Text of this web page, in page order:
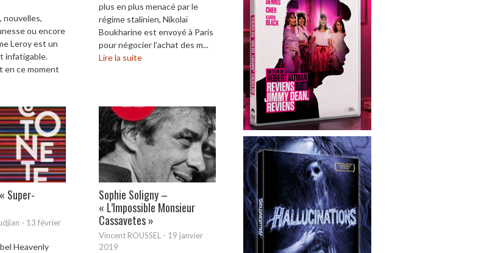
nouvelles,
ou encore
Leroy est un
infatigable.
en ce moment
plus en plus menacé par le
régime stalinien, Nikolaï
Boukharine est envoyé à Paris
pour négocier l’achat des m...
Lire la suite
Super-
- 13 février
Heavenly
Sophie Soligny –
« L’Impossible Monsieur
Cassavetes »
Vincent ROUSSEL - 19 janvier
2019